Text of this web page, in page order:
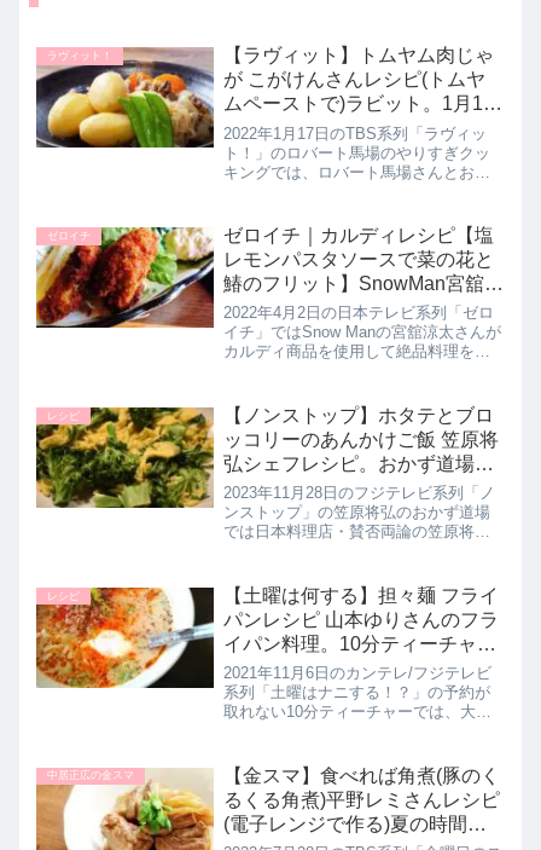
ラヴィット！
【ラヴィット】トムヤム肉じゃ
が こがけんさんレシピ(トムヤ
ムペーストで)ラビット。1月17
日
2022年1月17日のTBS系列「ラヴィッ
ト！」のロバート馬場のやりすぎクッ
キングでは、ロバート馬場さんとおい
て購入した食材「トムヤムペースト」
で【トムヤム肉じゃが】を作り...
ゼロイチ
ゼロイチ｜カルディレシピ【塩
レモンパスタソースで菜の花と
鰆のフリット】SnowMan宮舘涼
太即興料理｜4月2日
2022年4月2日の日本テレビ系列「ゼロ
イチ」ではSnow Manの宮舘涼太さんが
カルディ商品を使用して絶品料理を即
のフリット】の作り方を教えてくれた
ので詳しく紹介します。...
レシピ
【ノンストップ】ホタテとブロ
ッコリーのあんかけご飯 笠原将
弘シェフレシピ。おかず道場｜
11月28日
2023年11月28日のフジテレビ系列「ノ
ンストップ」の笠原将弘のおかず道場
では日本料理店・賛否両論の笠原将弘
ので詳しく紹介します。プリプリのホ
タテとホクホクのブロッコリー...
レシピ
【土曜は何する】担々麺 フライ
パンレシピ 山本ゆりさんのフラ
イパン料理。10分ティーチャー
｜11月6日
2021年11月6日のカンテレ/フジテレビ
系列「土曜はナニする！？」の予約が
取れない10分ティーチャーでは、大人
【担々麺】の作り方を教えてくれたの
で詳しく紹介します。>>...
中居正広の金スマ
【金スマ】食べれば角煮(豚のく
るくる角煮)平野レミさんレシピ
(電子レンジで作る)夏の時間節